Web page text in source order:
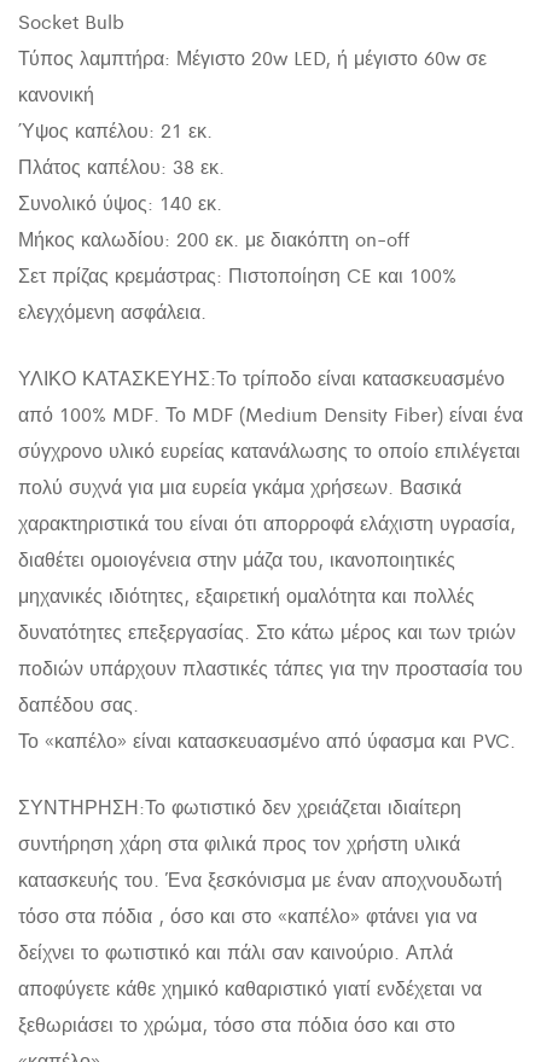
Socket Bulb
Τύπος λαμπτήρα: Μέγιστο 20w LED, ή μέγιστο 60w σε
κανονική
Ύψος καπέλου: 21 εκ.
Πλάτος καπέλου: 38 εκ.
Συνολικό ύψος: 140 εκ.
Μήκος καλωδίου: 200 εκ. με διακόπτη on-off
Σετ πρίζας κρεμάστρας: Πιστοποίηση CE και 100%
ελεγχόμενη ασφάλεια.
ΥΛΙΚΟ ΚΑΤΑΣΚΕΥΗΣ:Το τρίποδο είναι κατασκευασμένο
από 100% MDF. Το MDF (Medium Density Fiber) είναι ένα
σύγχρονο υλικό ευρείας κατανάλωσης το οποίο επιλέγεται
πολύ συχνά για μια ευρεία γκάμα χρήσεων. Βασικά
χαρακτηριστικά του είναι ότι απορροφά ελάχιστη υγρασία,
διαθέτει ομοιογένεια στην μάζα του, ικανοποιητικές
μηχανικές ιδιότητες, εξαιρετική ομαλότητα και πολλές
δυνατότητες επεξεργασίας. Στο κάτω μέρος και των τριών
ποδιών υπάρχουν πλαστικές τάπες για την προστασία του
δαπέδου σας.
Το «καπέλο» είναι κατασκευασμένο από ύφασμα και PVC.
ΣΥΝΤΗΡΗΣΗ:Το φωτιστικό δεν χρειάζεται ιδιαίτερη
συντήρηση χάρη στα φιλικά προς τον χρήστη υλικά
κατασκευής του. Ένα ξεσκόνισμα με έναν αποχνουδωτή
τόσο στα πόδια , όσο και στο «καπέλο» φτάνει για να
δείχνει το φωτιστικό και πάλι σαν καινούριο. Απλά
αποφύγετε κάθε χημικό καθαριστικό γιατί ενδέχεται να
ξεθωριάσει το χρώμα, τόσο στα πόδια όσο και στο